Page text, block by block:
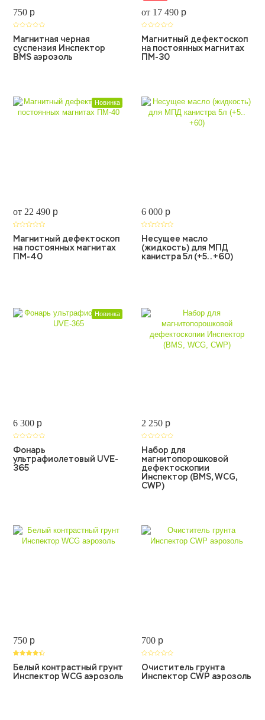
750 p
Магнитная черная
суспензия Инспектор
BMS аэрозоль
от 17 490 p
Магнитный дефектоскоп
на постоянных магнитах
ПМ-30
Новинка
от 22 490 p
Магнитный дефектоскоп
на постоянных магнитах
ПМ-40
6 000 p
Несущее масло
(жидкость) для МПД
канистра 5л (+5.. +60)
Новинка
6 300 p
Фонарь
ультрафиолетовый UVE-
365
2 250 p
Набор для
магнитопорошковой
дефектоскопии
Инспектор (BMS, WCG,
CWP)
750 p
Белый контрастный грунт
Инспектор WCG аэрозоль
700 p
Очиститель грунта
Инспектор CWP аэрозоль